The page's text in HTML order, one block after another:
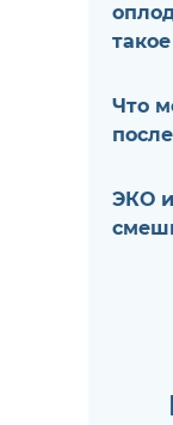
Что
ЭКО и